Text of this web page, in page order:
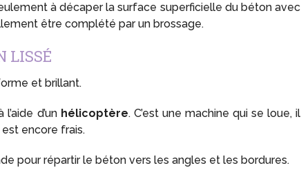
à décaper la surface superficielle du béton avec
être complété par un brossage.
LISSÉ
et brillant.
d’un hélicoptère. C’est une machine qui se loue, il
encore frais.
pour répartir le béton vers les angles et les bordures.